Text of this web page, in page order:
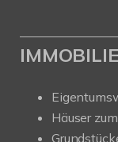
Häuser